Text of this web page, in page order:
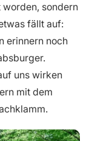
sondern
fällt auf:
erinnern noch
uns wirken
mit dem